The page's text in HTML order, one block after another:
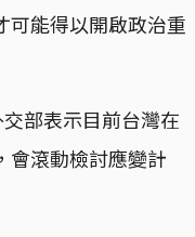
可能得以開啟政治重
交部表示目前台灣在
會滾動檢討應變計